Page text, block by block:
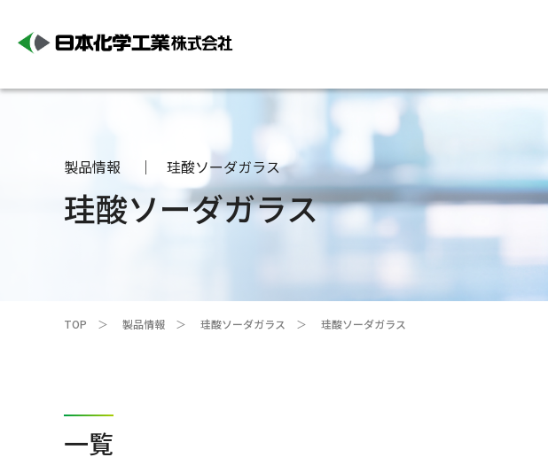
製品情報 珪酸ソーダガラス
珪酸ソーダガラス
TOP 製品情報 珪酸ソーダガラス 珪酸ソーダガラス
一覧